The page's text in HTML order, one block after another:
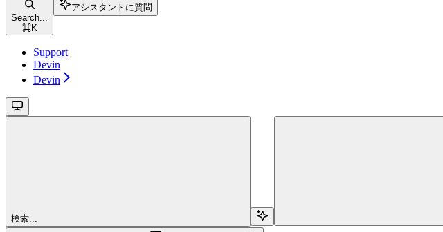
Search...
⌘K
アシスタントに質問
Support
Devin
Devin
検索...